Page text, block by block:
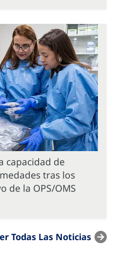
capacidad de
tras los
de la OPS/OMS
Todas Las Noticias